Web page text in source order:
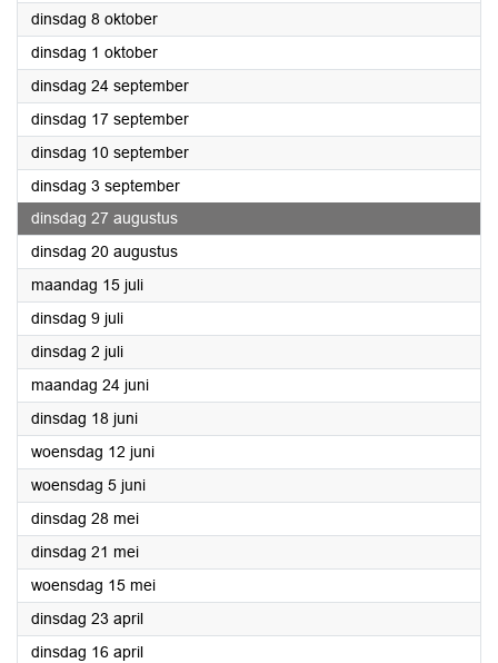
dinsdag 8 oktober2024
dinsdag 1 oktober2024
dinsdag 24 september2024
dinsdag 17 september2024
dinsdag 10 september2024
dinsdag 3 september2024
dinsdag 27 augustus2024
dinsdag 20 augustus2024
maandag 15 juli2024
dinsdag 9 juli2024
dinsdag 2 juli2024
maandag 24 juni2024
dinsdag 18 juni2024
woensdag 12 juni2024
woensdag 5 juni2024
dinsdag 28 mei2024
dinsdag 21 mei2024
woensdag 15 mei2024
dinsdag 23 april2024
dinsdag 16 april2024